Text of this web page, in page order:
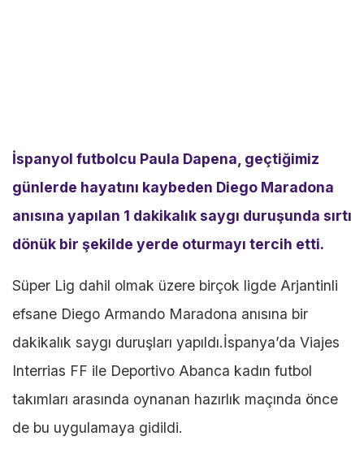
İspanyol futbolcu Paula Dapena, geçtiğimiz
günlerde hayatını kaybeden Diego Maradona
anısına yapılan 1 dakikalık saygı duruşunda sırtı
dönük bir şekilde yerde oturmayı tercih etti.
Süper Lig dahil olmak üzere birçok ligde Arjantinli
efsane Diego Armando Maradona anısına bir
dakikalık saygı duruşları yapıldı.İspanya’da Viajes
Interrias FF ile Deportivo Abanca kadın futbol
takımları arasında oynanan hazırlık maçında önce
de bu uygulamaya gidildi.